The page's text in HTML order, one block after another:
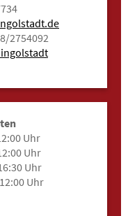
2754092
Uhr
Uhr
Uhr
Uhr